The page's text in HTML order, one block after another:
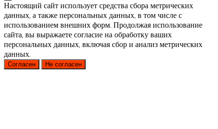
Настоящий сайт использует средства сбора метрических
данных, а также персональных данных, в том числе с
использованием внешних форм. Продолжая использование
сайта, вы выражаете согласие на обработку ваших
персональных данных, включая сбор и анализ метрических
данных.
Согласен Не согласен